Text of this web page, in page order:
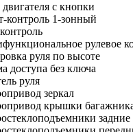
двигателя с кнопки
контроль 1-зонный
рулевое
руля по высоте
доступа без ключа
руля
зеркал
крышки
задние